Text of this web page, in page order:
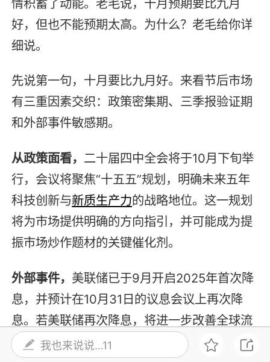
情积蓄了动能。老毛说，十月预期要比九月
好，但也不能预期太高。为什么？老毛给你详
细说。
先说第一句，十月要比九月好。来看节后市场
有三重因素交织：政策密集期、三季报验证期
和外部事件敏感期。
从政策面看， 二十届四中全会将于10月下旬举
行，会议将聚焦“十五五”规划，明确未来五年
科技创新与新质生产力的战略地位。这一规划
将为市场提供明确的方向指引，并可能成为提
振市场炒作题材的关键催化剂。
外部事件， 美联储已于9月开启2025年首次降
息，并预计在10月31日的议息会议上再次降
息。若美联储再次降息，将进一步改善全球流
动性环境，可能会刺激外资加速流入A股。
我也来说说…11